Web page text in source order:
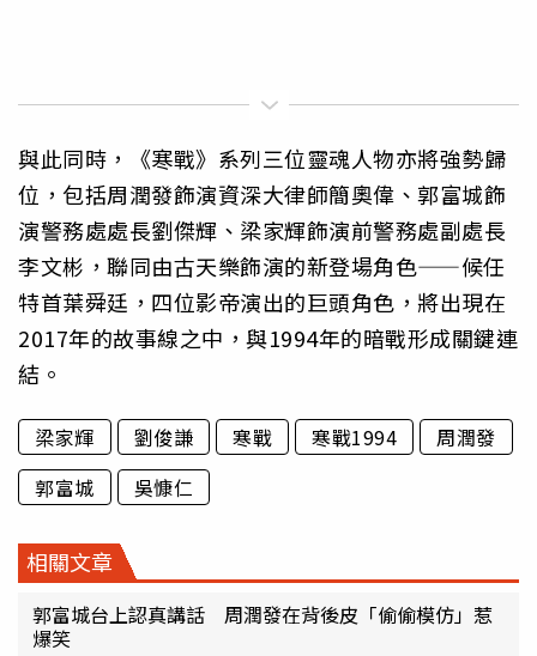
與此同時，《寒戰》系列三位靈魂人物亦將強勢歸
位，包括周潤發飾演資深大律師簡奧偉、郭富城飾
演警務處處長劉傑輝、梁家輝飾演前警務處副處長
李文彬，聯同由古天樂飾演的新登場角色——候任
特首葉舜廷，四位影帝演出的巨頭角色，將出現在
2017年的故事線之中，與1994年的暗戰形成關鍵連
結。
梁家輝 劉俊謙 寒戰 寒戰1994
周潤發
郭富城
吳慷仁
相關文章
郭富城台上認真講話 周潤發在背後皮「偷偷模仿」惹
爆笑